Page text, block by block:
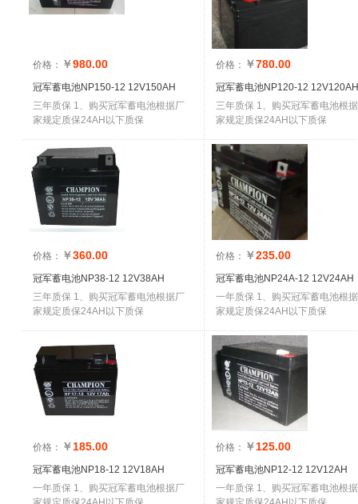
价格： ￥980.00
冠军蓄电池NP150-12 12V150AH
三年质保 1、购买冠军蓄电池根据厂
家规定质保24AH以下质保
价格： ￥780.00
冠军蓄电池NP120-12 12V120AH
三年质保 1、购买冠军蓄电池根
家规定质保24AH以下质保
价格： ￥360.00
冠军蓄电池NP38-12 12V38AH
三年质保 1、购买冠军蓄电池根据厂
家规定质保24AH以下质保
价格： ￥235.00
冠军蓄电池NP24A-12 12V24AH
一年质保 1、购买冠军蓄电池根
家规定质保24AH以下质保
价格： ￥185.00
冠军蓄电池NP18-12 12V18AH
一年质保 1、购买冠军蓄电池根据厂
价格： ￥125.00
冠军蓄电池NP12-12 12V12AH
一年质保 1、购买冠军蓄电池根